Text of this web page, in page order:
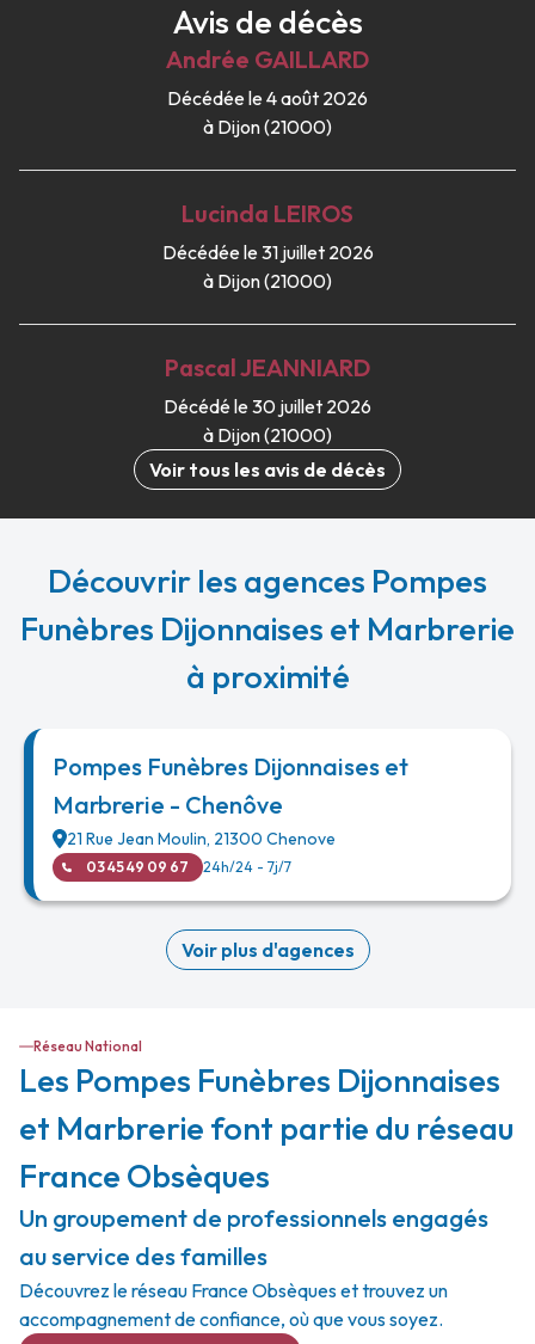
Avis de décès
Andrée GAILLARD
Décédée le 4 août 2026
à Dijon (21000)
Lucinda LEIROS
Décédée le 31 juillet 2026
à Dijon (21000)
PascalJEANNIARD
Décédé le 30 juillet 2026
à Dijon (21000)
Voir tous les avis de décès
Découvrir les agences Pompes
Funèbres Dijonnaises et Marbrerie
à proximité
Pompes Funèbres Dijonnaises et
Marbrerie - Chenôve
21 Rue Jean Moulin, 21300 Chenove
03 45 49 09 67 24h/24 - 7j/7
Voir plus d'agences
Réseau National
Les Pompes Funèbres Dijonnaises
et Marbrerie font partie du réseau
France Obsèques
Un groupement de professionnels engagés
au service des familles
Découvrez le réseau France Obsèques et trouvez un
accompagnement de confiance, où que vous soyez.